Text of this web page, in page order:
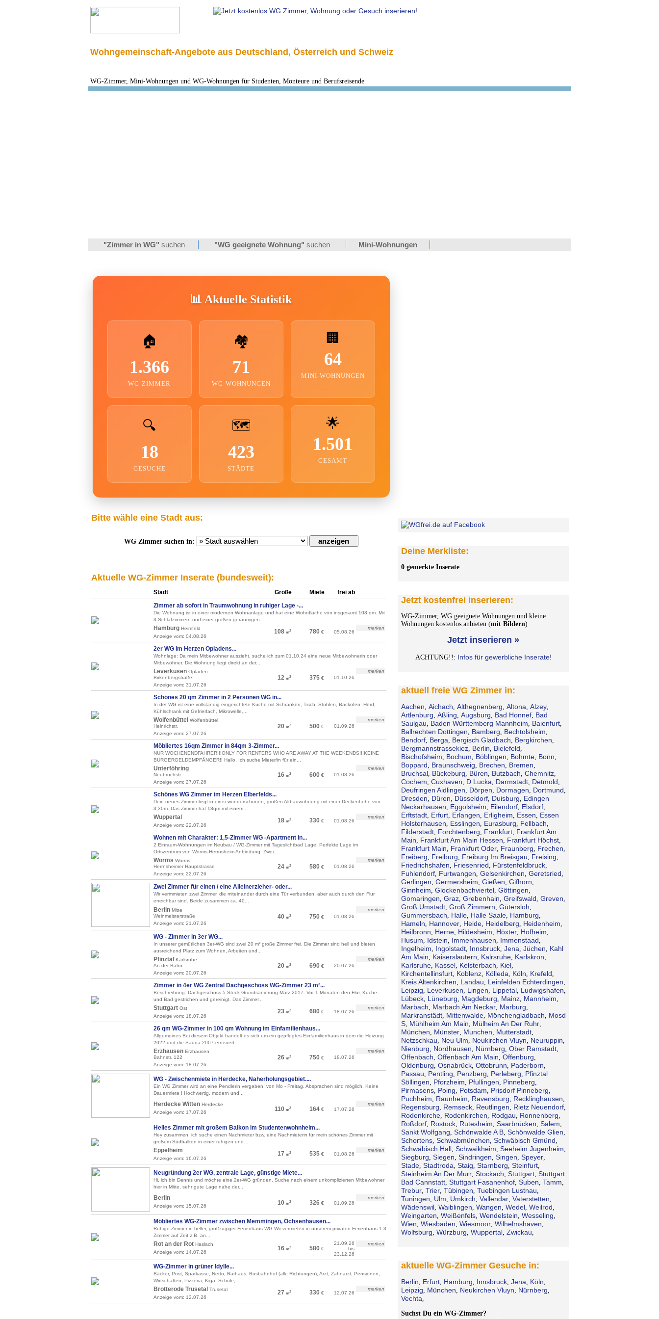
Wohngemeinschaft-Angebote aus Deutschland, Österreich und Schweiz
WG-Zimmer, Mini-Wohnungen und WG-Wohnungen für Studenten, Monteure und Berufsreisende
"Zimmer in WG" suchen "WG geeignete Wohnung" suchen Mini-Wohnungen
📊 Aktuelle Statistik
🏠
1.366
WG-ZIMMER
🏘️
71
WG-WOHNUNGEN
🏢
64
MINI-WOHNUNGEN
🔍
18
GESUCHE
🗺️
423
STÄDTE
🌟
1.501
GESAMT
Bitte wähle eine Stadt aus:
WG Zimmer suchen in:
Aktuelle WG-Zimmer Inserate (bundesweit):
Stadt Größe Miete
frei ab
Zimmer ab sofort in Traumwohnung in ruhiger Lage -...
Die Wohnung ist in einer modernen Wohnanlage und hat eine Wohnfläche von insgesamt 108 qm. Mit
3 Schlafzimmern und einer großen geräumigen...
HamburgHeimfeld
Anzeige vom: 04.08.26
108 m2 780 € 05.08.26
merken
2er WG im Herzen Opladens...
Wohnlage: Da mein Mitbewohner auszieht, suche ich zum 01.10.24 eine neue Mitbewohnerin oder
Mitbewohner. Die Wohnung liegt direkt an der...
LeverkusenOpladen
Birkenbergstraße
Anzeige vom: 31.07.26
12 m2 375 € 01.10.26
merken
Schönes 20 qm Zimmer in 2 Personen WG in...
In der WG ist eine vollständig eingerichtete Küche mit Schränken, Tisch, Stühlen, Backofen, Herd,
Kühlschrank mit Gefrierfach, Mikrowelle,...
Wolfenbüttel Wolfenbüttel
Heinrichstr.
Anzeige vom: 27.07.26
20 m2 500 € 01.09.26
merken
Möbliertes 16qm Zimmer in 84qm 3-Zimmer...
NUR WOCHENENDFAHRER!!!ONLY FOR RENTERS WHO ARE AWAY AT THE WEEKENDS!!!KEINE
BÜRGERGELDEMPFÄNGER!! Hallo, Ich suche Mieter/in für ein...
Unterföhring
Neubruchstr.
Anzeige vom: 27.07.26
16 m2 600 € 01.08.26
merken
Schönes WG Zimmer im Herzen Elberfelds...
Dein neues Zimmer liegt in einer wunderschönen, großen Altbauwohnung mit einer Deckenhöhe von
3,30m. Das Zimmer hat 18qm mit einem...
Wuppertal
Anzeige vom: 22.07.26
18 m2 330 € 01.08.26
merken
Wohnen mit Charakter: 1,5-Zimmer WG -Apartment in...
2 Einraum-Wohnungen im Neubau / WG-Zimmer mit Tageslichtbad Lage: Perfekte Lage im
Ortszentrum von Worms-Herrnsheim Anbindung: Zwei...
Worms Worms
Herrnsheimer Hauptstrasse
Anzeige vom: 22.07.26
24 m2 580 € 01.08.26
merken
Zwei Zimmer für einen / eine Alleinerzieher- oder...
Wir vermmieten zwei Zimmer, die miteinander durch eine Tür verbunden, aber auch durch den Flur
erreichbar sind. Beide zusammen ca. 40...
BerlinMitte
Weinmeisterstraße
Anzeige vom: 21.07.26
40 m2 750 € 01.08.26
merken
WG - Zimmer in 3er WG...
In unserer gemütlichen 3er-WG sind zwei 20 m² große Zimmer frei. Die Zimmer sind hell und bieten
ausreichend Platz zum Wohnen, Arbeiten und...
Pfinztal Karlsruhe
An der Bahn
Anzeige vom: 20.07.26
20 m2 690 € 20.07.26
merken
Zimmer in 4er WG Zentral Dachgeschoss WG-Zimmer 23 m²...
Beschreibung: Dachgeschoss 5 Stock Grundsanierung März 2017. Vor 1 Monaten den Flur, Küche
und Bad gestrichen und gereinigt. Das Zimmer...
StuttgartOst
Anzeige vom: 18.07.26
23 m2 680 € 18.07.26
merken
26 qm WG-Zimmer in 100 qm Wohnung im Einfamilienhaus...
Allgemeines Bei diesem Objekt handelt es sich um ein gepflegtes Einfamilienhaus in dem die Heizung
2022 und die Sauna 2007 erneuert...
ErzhausenErzhausen
Bahnstr. 122
Anzeige vom: 18.07.26
26 m2 750 € 18.07.26
merken
WG - Zwischenmiete in Herdecke, Naherholungsgebiet....
Ein WG Zimmer wird an eine Pendlerin vergeben. von Mo - Freitag. Absprachen sind möglich. Keine
Dauermiete ! Hochwertig, modern und...
Herdecke WittenHerdecke
Anzeige vom: 17.07.26
110 m2 164 € 17.07.26
merken
Helles Zimmer mit großem Balkon im Studentenwohnheim...
Hey zusammen, ich suche einen Nachmieter bzw. eine Nachmieterin für mein schönes Zimmer mit
großem Südbalkon in einer ruhigen und...
Eppelheim
Anzeige vom: 16.07.26
17 m2 535 € 01.08.26
merken
Neugründung 2er WG, zentrale Lage, günstige Miete...
Hi, ich bin Dennis und möchte eine 2er-WG gründen. Suche nach einem unkomplizierten Mitbewohner
hier in Mitte, sehr gute Lage nahe der...
Berlin
Anzeige vom: 15.07.26 10 m2 326 € 01.09.26
merken
Möbliertes WG-Zimmer zwischen Memmingen, Ochsenhausen...
Ruhige Zimmer in heller, großzügiger Ferienhaus-WG Wir vermieten in unserem privaten Ferienhaus 1-3
Zimmer auf Zeit z.B. an...
Rot an der RotHaslach
Anzeige vom: 14.07.26
16 m2 580 €
21.09.26
bis
23.12.26
merken
WG-Zimmer in grüner Idylle...
Bäcker, Post, Sparkasse, Netto, Rathaus, Busbahnhof (alle Richtungen), Arzt, Zahnarzt, Pensionen,
Wirtschaften, Pizzeria, Kiga, Schule,...
Brotterode Trusetal Trusetal
Anzeige vom: 12.07.26
27 m2 330 € 12.07.26
merken
Deine Merkliste:
0 gemerkte Inserate
Jetzt kostenfrei inserieren:
WG-Zimmer, WG geeignete Wohnungen und kleine
Wohnungen kostenlos anbieten (mit Bildern)
Jetzt inserieren »
ACHTUNG!!: Infos für gewerbliche Inserate!
aktuell freie WG Zimmer in:
Aachen Aichach Althegnenberg Altona Alzey,
Artlenburg Aßling Augsburg Bad Honnef, Bad
Saulgau
Baden Württemberg Mannheim Baienfurt,
Ballrechten Dottingen Bamberg Bechtolsheim
Bendorf, Berga Bergisch Gladbach Bergkirchen
Bergmannstrassekiez, Berlin Bielefeld
Bischofsheim Bochum Böblingen Bohmte, Bonn
Boppard Braunschweig Brechen Bremen
Bruchsal, Bückeburg Büren Butzbach Chemnitz,
Cochem Cuxhaven D Lucka Darmstadt, Detmold
Deufringen Aidlingen Dörpen Dormagen Dortmund
Dresden Düren Düsseldorf, Duisburg
Edingen
Neckarhausen
Eggolsheim Eilendorf, Elsdorf,
Erftstadt, Erfurt, Erlangen Erligheim Essen
Essen
Holsterhausen
Esslingen Eurasburg Fellbach
Filderstadt, Forchtenberg Frankfurt, Frankfurt Am
Main
Frankfurt Am Main Hessen Frankfurt Höchst,
Frankfurt Main Frankfurt Oder, Fraunberg Frechen
Freiberg Freiburg Freiburg Im Breisgau Freising
Friedrichshafen Friesenried Fürstenfeldbruck,
Fuhlendorf, Furtwangen Gelsenkirchen Geretsried
Gerlingen Germersheim Gießen Gifhorn
Ginnheim Glockenbachviertel, Göttingen
Gomaringen Graz, Grebenhain Greifswald Greven
Groß Umstadt, Groß Zimmern Gütersloh
Gummersbach Halle, Halle Saale, Hamburg
Hameln Hannover, Heide, Heidelberg Heidenheim
Heilbronn Herne, Hildesheim Höxter, Hofheim
Husum Idstein Immenhausen Immenstaad
Ingelheim Ingolstadt, Innsbruck, Jena Jüchen
Kahl
Am Main
Kaiserslautern Kalrsruhe, Karlskron
Karlsruhe, Kassel, Kelsterbach Kiel,
Kirchentellinsfurt, Koblenz, Kölleda Köln Krefeld
Kreis Altenkirchen Landau Leinfelden Echterdingen
Leipzig Leverkusen Lingen Lippetal, Ludwigshafen
Lübeck, Lüneburg Magdeburg Mainz, Mannheim
Marbach Marbach Am Neckar, Marburg
Markranstädt, Mittenwalde, Mönchengladbach
Mosd
S, Mühlheim Am Main Mülheim An Der Ruhr,
München Münster, Munchen Mutterstadt,
Netzschkau Neu Ulm Neukirchen Vluyn Neuruppin
Nienburg Nordhausen Nürnberg Ober Ramstadt,
Offenbach Offenbach Am Main Offenburg
Oldenburg Osnabrück, Ottobrunn Paderborn
Passau Pentling Penzberg Perleberg
Pfinztal
Söllingen
Pforzheim Pfullingen Pinneberg
Pirmasens, Poing Potsdam Prisdorf Pinneberg
Puchheim Raunheim Ravensburg Recklinghausen
Regensburg Remseck, Reutlingen Rietz Neuendorf,
Rodenkirche, Rodenkirchen Rodgau Ronnenberg
Roßdorf, Rostock, Rutesheim Saarbrücken Salem
Sankt Wolfgang Schönwalde A B, Schönwalde Glien
Schortens, Schwabmünchen Schwäbisch Gmünd
Schwäbisch Hall, Schwaikheim Seeheim Jugenheim
Siegburg Siegen Sindringen Singen Speyer,
Stade, Stadtroda Staig Starnberg Steinfurt,
Steinheim An Der Murr, Stockach Stuttgart, Stuttgart
Bad Cannstatt, Stuttgart Fasanenhof, Suben Tamm
Trebur, Trier, Tübingen Tuebingen Lustnau
Tuningen Ulm Umkirch Vallendar, Vaterstetten
Wädenswil, Waiblingen Wangen Wedel, Weilrod
Weingarten Weißenfels, Wendelstein Wesseling
Wien Wiesbaden Wiesmoor, Wilhelmshaven
Wolfsburg Würzburg Wuppertal, Zwickau
aktuelle WG-Zimmer Gesuche in:
Berlin Erfurt, Hamburg Innsbruck, Jena Köln
Leipzig München Neukirchen Vluyn Nürnberg
Vechta
Suchst Du ein WG-Zimmer?